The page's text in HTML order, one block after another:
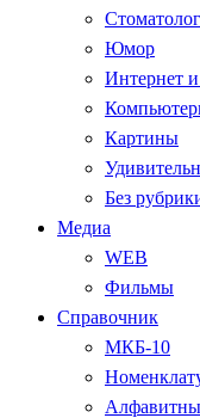
Юмор
Интернет
Картины
Без
Медиа
WEB
Фильмы
Справочник
МКБ-10